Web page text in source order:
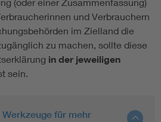
(oder einer Zusammenfassung)
und Verbrauchern
im Zielland die
zu machen, sollte diese
in der jeweiligen
sein.
für mehr